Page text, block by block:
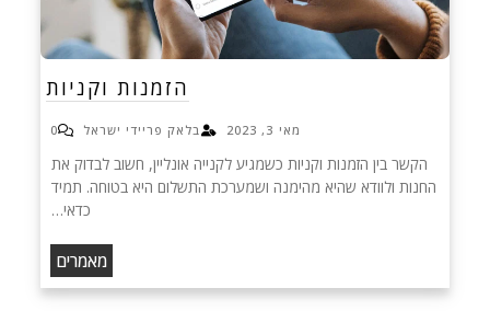
הזמנות וקניות
מאי 3, 2023 בלאק פריידי ישראל 0
הקשר בין הזמנות וקניות כשמגיע לקנייה אונליין, חשוב לבדוק את
החנות ולוודא שהיא מהימנה ושמערכת התשלום היא בטוחה. תמיד
כדאי…
מאמרים